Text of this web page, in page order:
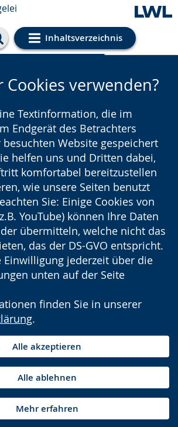
Inhaltsverzeichnis
Einstellungen
verwenden?
Textinformation, die im
Endgerät des Betrachters
Website gespeichert
helfen uns und Dritten dabei,
komfortabel bereitzustellen
wie unsere Seiten benutzt
Sie: Einige Cookies von
YouTube) können Ihre Daten
übermitteln, welche nicht das
das der DS-GVO entspricht.
Einwilligung jederzeit über die
unten auf der Seite
finden Sie in unserer
.
Alle akzeptieren
Alle ablehnen
Mehr erfahren